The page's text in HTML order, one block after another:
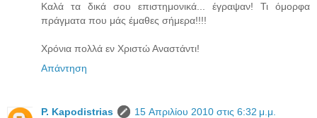
Καλά τα δικά σου επιστημονικά... έγραψαν! Τι όμορφα
πράγματα που μάς έμαθες σήμερα!!!!
Χρόνια πολλά εν Χριστώ Αναστάντι!
Απάντηση
P. Kapodistrias
15 Απριλίου 2010 στις 6:32 μ.μ.